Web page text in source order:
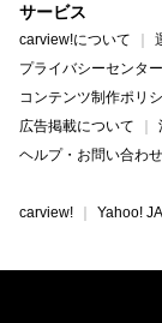
サービス
carview!について
プライバシーセンター
コンテンツ制作ポリ
広告掲載について
ヘルプ・お問い合わせ
carview! Yahoo!